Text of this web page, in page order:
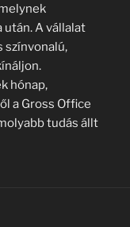
után. A vállalat
színvonalú,
hónap,
a Gross Office
tudás állt